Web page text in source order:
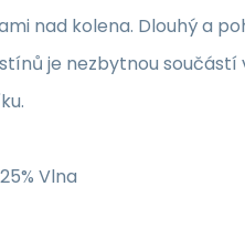
nad kolena. Dlouhý a
je nezbytnou součástí
Vlna